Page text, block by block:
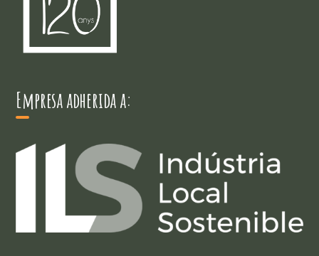
Empresa adherida a: